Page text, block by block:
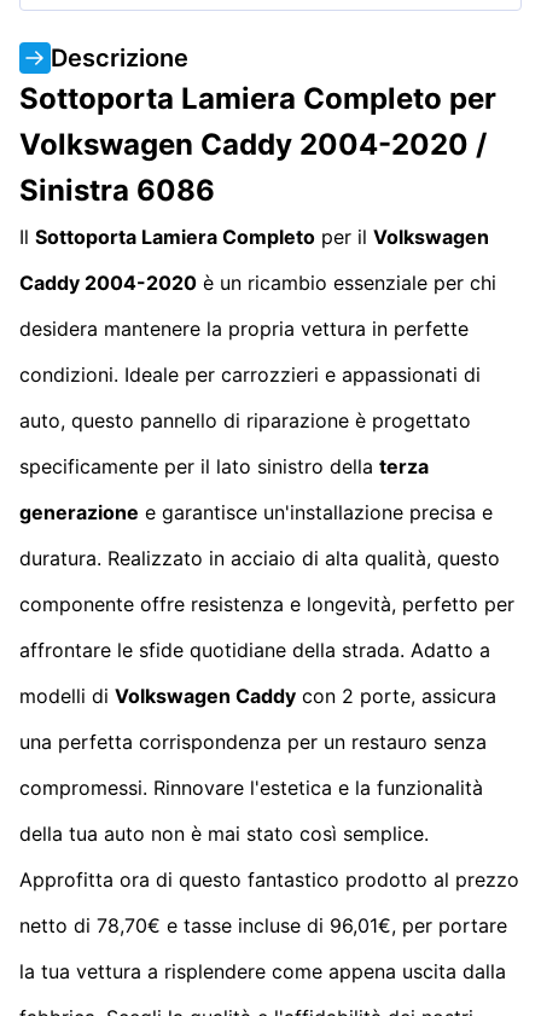
Descrizione
Sottoporta Lamiera Completo per
Volkswagen Caddy 2004-2020 /
Sinistra 6086
Il Sottoporta Lamiera Completo per il Volkswagen
Caddy 2004-2020 è un ricambio essenziale per chi
desidera mantenere la propria vettura in perfette
condizioni. Ideale per carrozzieri e appassionati di
auto, questo pannello di riparazione è progettato
specificamente per il lato sinistro della terza
generazione e garantisce un'installazione precisa e
duratura. Realizzato in acciaio di alta qualità, questo
componente offre resistenza e longevità, perfetto per
affrontare le sfide quotidiane della strada. Adatto a
modelli di Volkswagen Caddy con 2 porte, assicura
una perfetta corrispondenza per un restauro senza
compromessi. Rinnovare l'estetica e la funzionalità
della tua auto non è mai stato così semplice.
Approfitta ora di questo fantastico prodotto al prezzo
netto di 78,70€ e tasse incluse di 96,01€, per portare
la tua vettura a risplendere come appena uscita dalla